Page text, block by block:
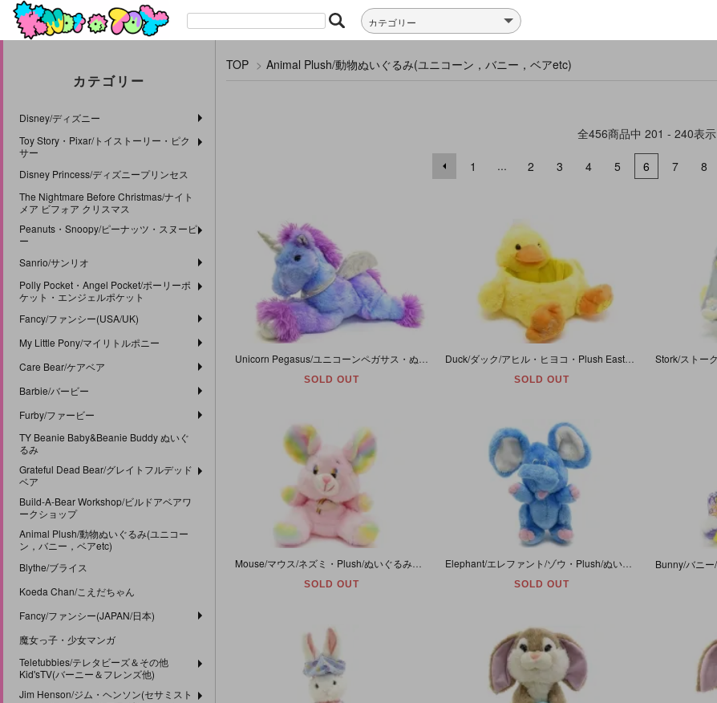
カテゴリー
Disney/ディズニー
Toy Story・Pixar/トイストーリー・ピク
サー
Disney Princess/ディズニープリンセス
The Nightmare Before Christmas/ナイト
メア ビフォア クリスマス
Peanuts・Snoopy/ピーナッツ・スヌーピ
ー
Sanrio/サンリオ
Polly Pocket・Angel Pocket/ポーリーポ
ケット・エンジェルポケット
Fancy/ファンシー(USA/UK)
My Little Pony/マイリトルポニー
Care Bear/ケアベア
Barbie/バービー
Furby/ファービー
TY Beanie Baby&Beanie Buddy ぬいぐ
るみ
Grateful Dead Bear/グレイトフルデッド
ベア
Build-A-Bear Workshop/ビルドアベアワ
ークショップ
Animal Plush/動物ぬいぐるみ(ユニコー
ン，バニー，ベアetc)
Blythe/ブライス
Koeda Chan/こえだちゃん
Fancy/ファンシー(JAPAN/日本)
魔女っ子・少女マンガ
Teletubbies/テレタビーズ＆その他
Kid'sTV(バーニー＆フレンズ他)
Jim Henson/ジム・ヘンソン(セサミスト
TOP > Animal Plush/動物ぬいぐるみ(ユニコーン，バニー，ベアetc)
全456商品中 201 - 240表示
1 ... 2 3 4 5 6 7 8
SOLD OUT
Duck/ダック/アヒル・ヒヨコ・Plush Easter Basket/ぬいぐるみイースターバスケット・約25cm×35cm・DanDee
SOLD OUT
Mouse/マウス/ネズミ・Plush/ぬいぐるみ・ピンク×レインボー・(耳除く)高さ約22cm
SOLD OUT
Elephant/エレファント/ゾウ・Plush/ぬいぐるみ・ブルー・(耳除く)高さ約22cm
SOLD OUT